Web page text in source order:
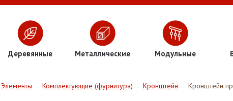
Деревянные Металлические Модульные
Элементы - Комплектующие (фурнитура) - Кронштейн - Кронштейн